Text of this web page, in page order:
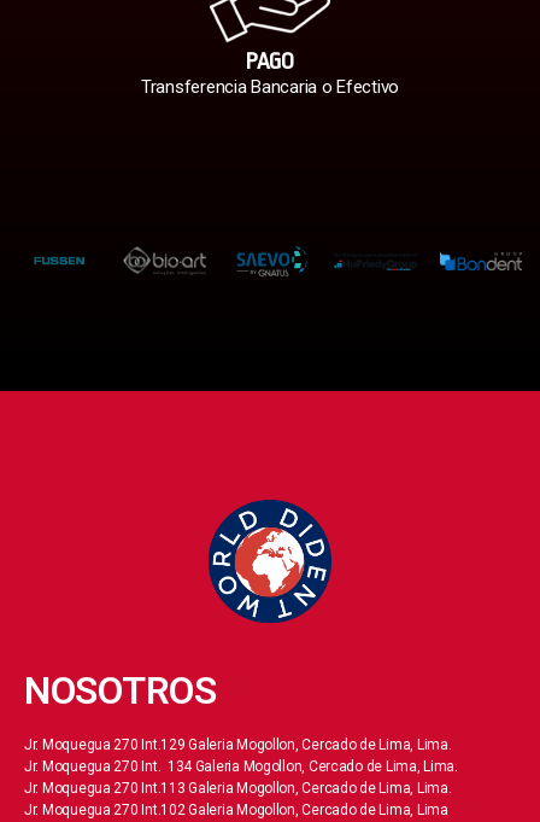
PAGO
Transferencia Bancaria o Efectivo
NOSOTROS
Jr. Moquegua 270 Int.129 Galeria Mogollon, Cercado de Lima, Lima.
Jr. Moquegua 270 Int. 134 Galeria Mogollon, Cercado de Lima, Lima.
Jr. Moquegua 270 Int.113 Galeria Mogollon, Cercado de Lima, Lima.
Jr. Moquegua 270 Int.102 Galeria Mogollon, Cercado de Lima, Lima